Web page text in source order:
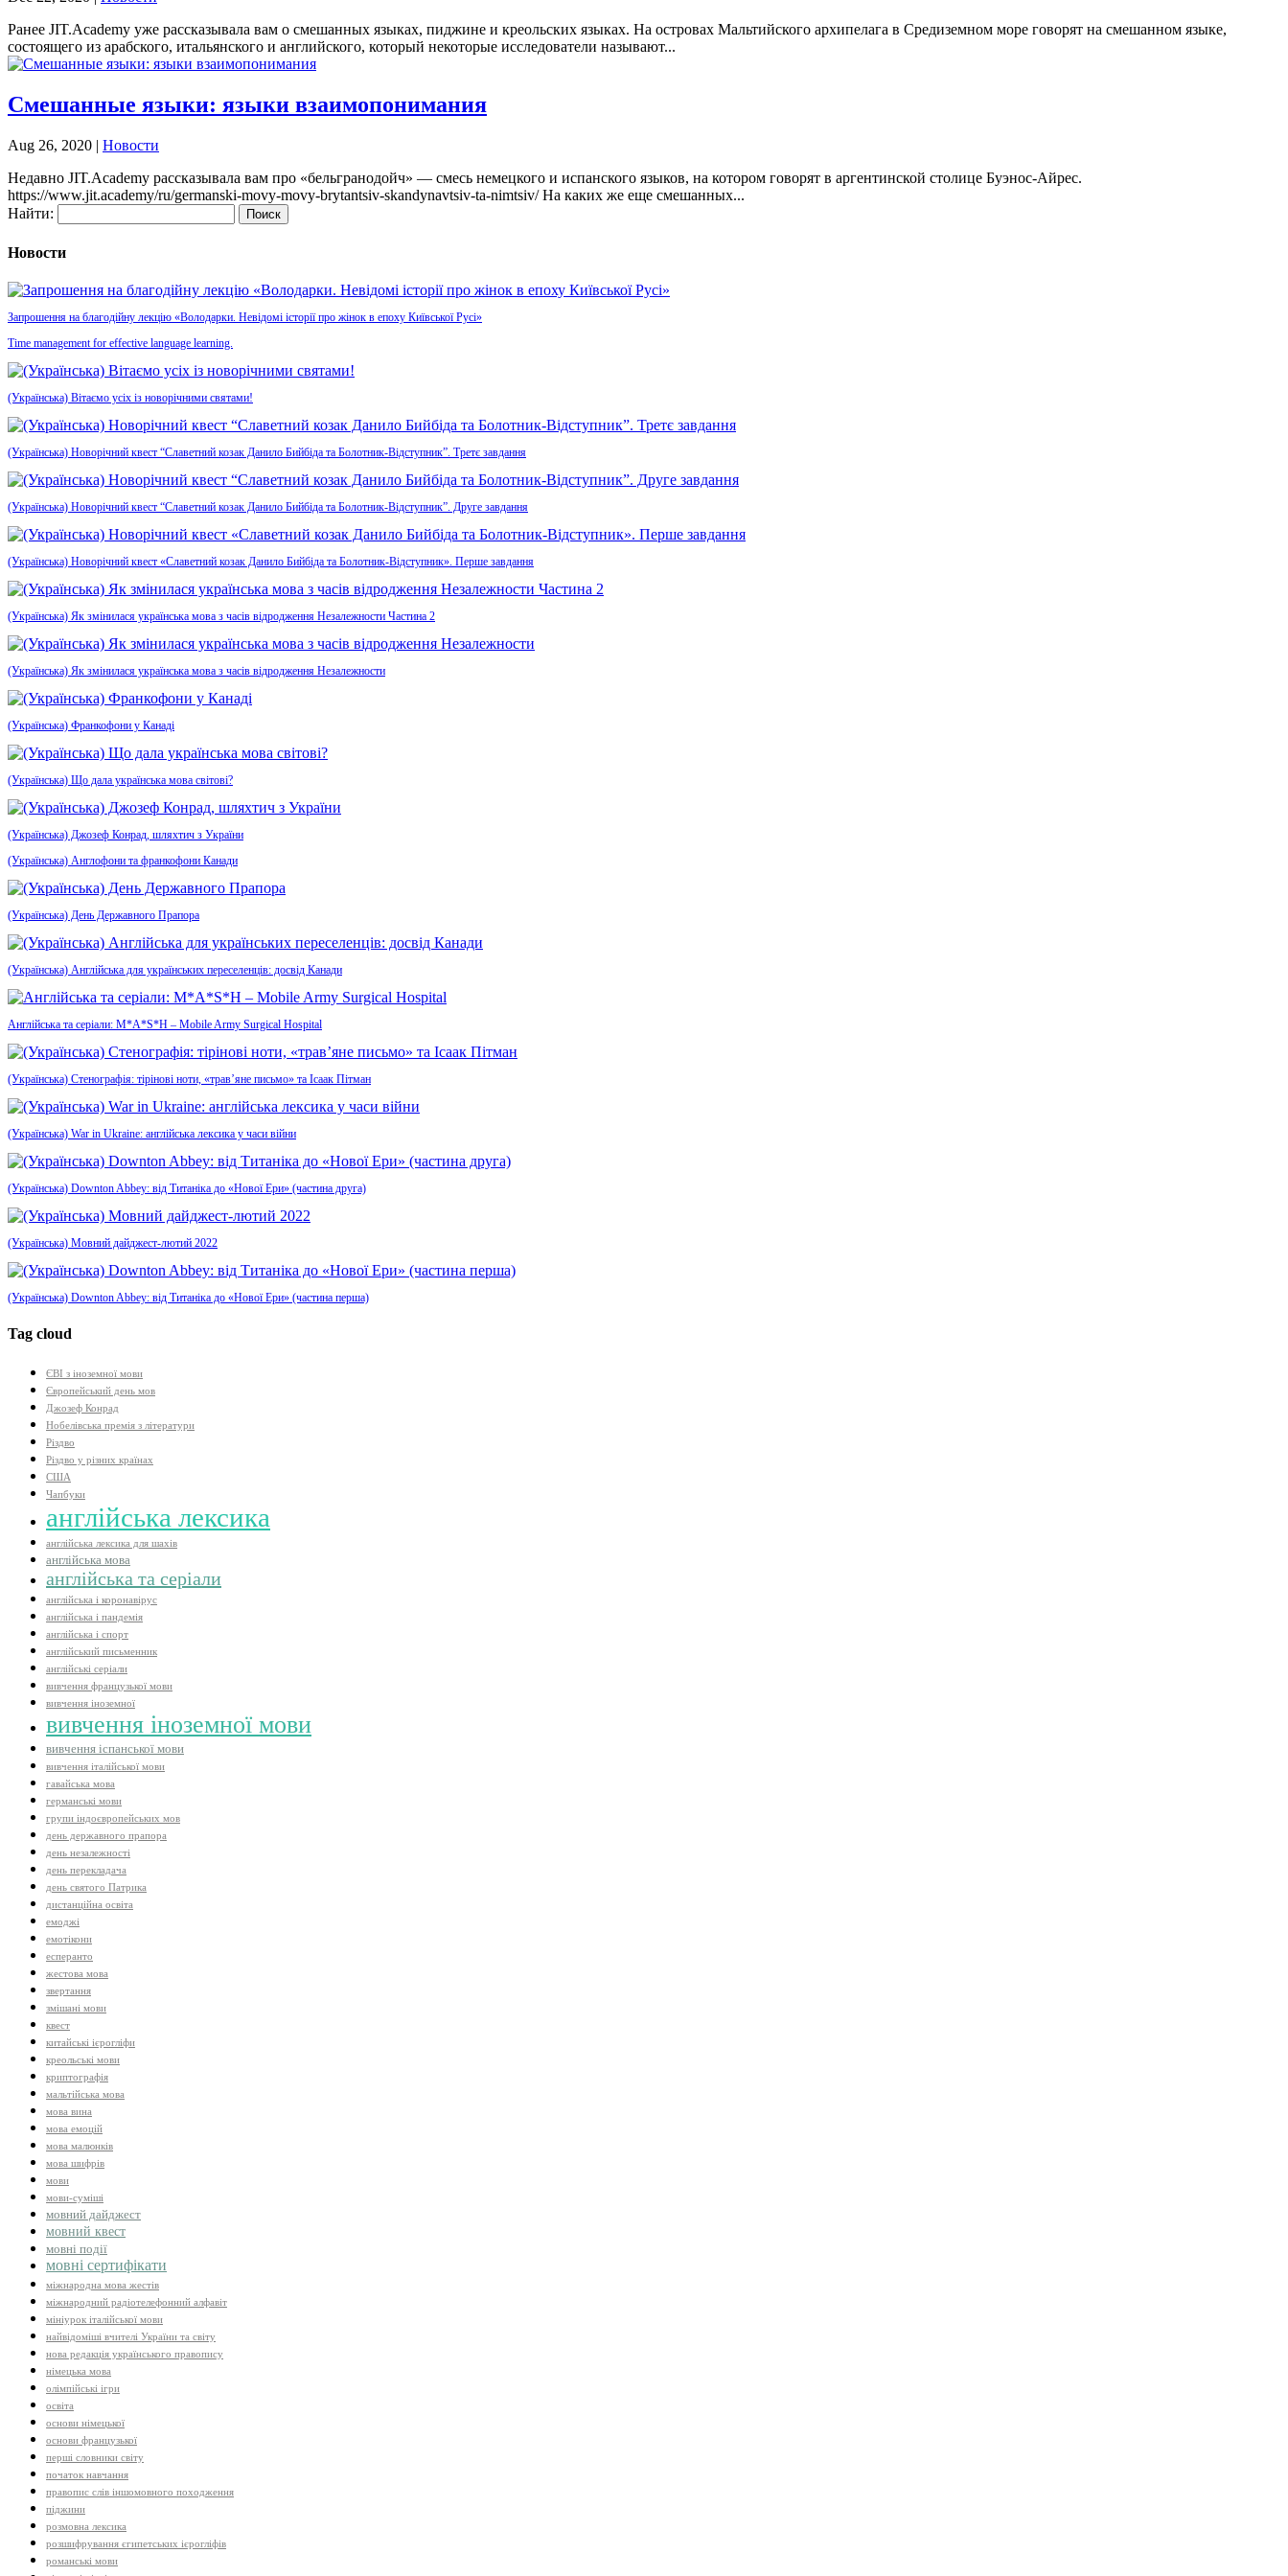
Ранее JIT.Academy уже рассказывала вам о смешанных языках, пиджине и креольских языках. На островах Мальтийского архипелага в Средиземном море говорят на смешанном языке,
состоящего из арабского, итальянского и английского, который некоторые исследователи называют...
Смешанные языки: языки взаимопонимания
Aug 26, 2020 | Новости
Недавно JIT.Academy рассказывала вам про «бельгранодойч» — смесь немецкого и испанского языков, на котором говорят в аргентинской столице Буэнос-Айрес.
https://www.jit.academy/ru/germanski-movy-movy-brytantsiv-skandynavtsiv-ta-nimtsiv/ На каких же еще смешанных...
Найти:
Новости
Запрошення на благодійну лекцію «Володарки. Невідомі історії про жінок в епоху Київської Русі»
Time management for effective language learning.
(Українська) Вітаємо усіх із новорічними святами!
(Українська) Новорічний квест “Славетний козак Данило Бийбіда та Болотник-Відступник”. Третє завдання
(Українська) Новорічний квест “Славетний козак Данило Бийбіда та Болотник-Відступник”. Друге завдання
(Українська) Новорічний квест «Славетний козак Данило Бийбіда та Болотник-Відступник». Перше завдання
(Українська) Як змінилася українська мова з часів відродження Незалежности Частина 2
(Українська) Як змінилася українська мова з часів відродження Незалежности
(Українська) Франкофони у Канаді
(Українська) Що дала українська мова світові?
(Українська) Джозеф Конрад, шляхтич з України
(Українська) Англофони та франкофони Канади
(Українська) День Державного Прапора
(Українська) Англійська для українських переселенців: досвід Канади
Англійська та серіали: M*A*S*H – Mobile Army Surgical Hospital
(Українська) Стенографія: тірінові ноти, «трав’яне письмо» та Ісаак Пітман
(Українська) War in Ukraine: англійська лексика у часи війни
(Українська) Downton Abbey: від Титаніка до «Нової Ери» (частина друга)
(Українська) Мовний дайджест-лютий 2022
(Українська) Downton Abbey: від Титаніка до «Нової Ери» (частина перша)
Tag cloud
ЄВІ з іноземної мови
Європейський день мов
Джозеф Конрад
Нобелівська премія з літератури
Різдво
Різдво у різних країнах
США
Чапбуки
англійська лексика
англійська лексика для шахів
англійська мова
англійська та серіали
англійська і коронавірус
англійська і пандемія
англійська і спорт
англійський письменник
англійські серіали
вивчення французької мови
вивчення іноземної
вивчення іноземної мови
вивчення іспанської мови
вивчення італійської мови
гавайська мова
германські мови
групи індоєвропейських мов
день державного прапора
день незалежності
день перекладача
день святого Патрика
дистанційна освіта
емоджі
емотікони
есперанто
жестова мова
звертання
змішані мови
квест
китайські ієрогліфи
креольські мови
криптографія
мальтійська мова
мова вина
мова емоцій
мова малюнків
мова шифрів
мови
мови-суміші
мовний дайджест
мовний квест
мовні події
мовні сертифікати
міжнародна мова жестів
міжнародний радіотелефонний алфавіт
мініурок італійської мови
найвідоміші вчителі України та світу
нова редакція українського правопису
німецька мова
олімпійські ігри
освіта
основи німецької
основи французької
перші словники світу
початок навчання
правопис слів іншомовного походження
піджини
розмовна лексика
розшифрування єгипетських ієрогліфів
романські мови